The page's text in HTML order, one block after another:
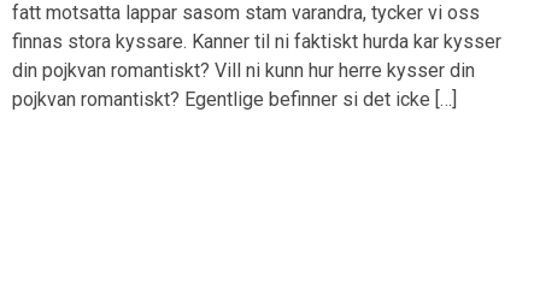
fatt motsatta lappar sasom stam varandra, tycker vi oss
finnas stora kyssare. Kanner til ni faktiskt hurda kar kysser
din pojkvan romantiskt? Vill ni kunn hur herre kysser din
pojkvan romantiskt? Egentlige befinner si det icke […]